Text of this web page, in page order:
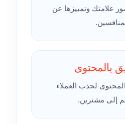
علامتك وتمييزها عن
بالمحتوى
لجذب العملاء
إلى مشترين.